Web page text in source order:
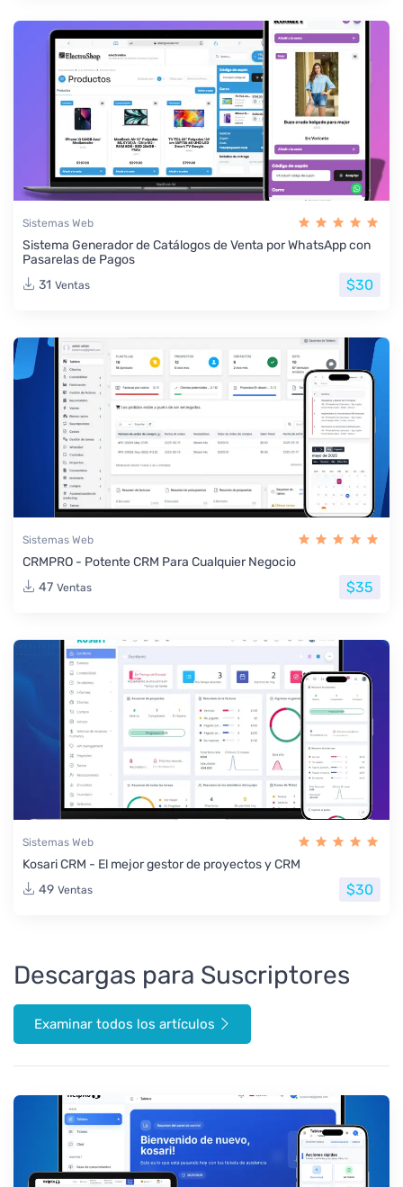
Sistemas Web
Sistema Generador de Catálogos de Venta por WhatsApp con
Pasarelas de Pagos
31 Ventas $30
Sistemas Web
CRMPRO - Potente CRM Para Cualquier Negocio
47 Ventas $35
Sistemas Web
Kosari CRM - El mejor gestor de proyectos y CRM
49 Ventas $30
Descargas para Suscriptores
Examinar todos los artículos